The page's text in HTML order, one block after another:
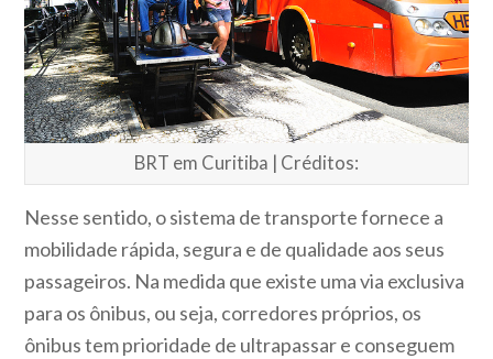
BRT em Curitiba | Créditos:
Nesse sentido, o sistema de transporte fornece a
mobilidade rápida, segura e de qualidade aos seus
passageiros. Na medida que existe uma via exclusiva
para os ônibus, ou seja, corredores próprios, os
ônibus tem prioridade de ultrapassar e conseguem